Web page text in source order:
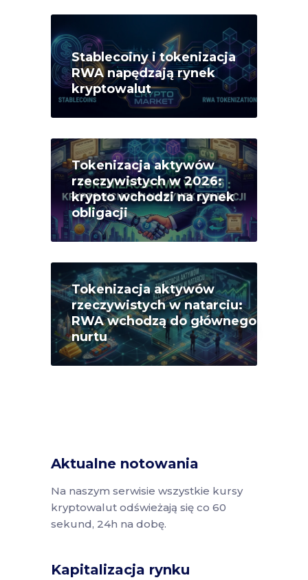
Stablecoiny i tokenizacja
RWA napędzają rynek
kryptowalut
Tokenizacja aktywów
rzeczywistych w 2026:
krypto wchodzi na rynek
obligacji
Tokenizacja aktywów
rzeczywistych w natarciu:
RWA wchodzą do głównego
nurtu
Aktualne notowania
Na naszym serwisie wszystkie kursy
kryptowalut odświeżają się co 60
sekund, 24h na dobę.
Kapitalizacja rynku